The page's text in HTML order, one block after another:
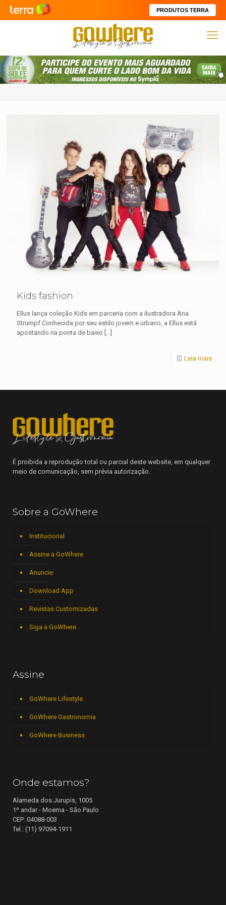
PRODUTOS TERRA
Kids fashion
Ellus lança coleção Kids em parceria com a ilustradora Ana
Strumpf Conhecida por seu estilo jovem e urbano, a Ellus está
apostando na ponta de baixo
Leia mais
É proibida a reprodução total ou parcial deste website, em qualquer
meio de comunicação, sem prévia autorização.
Sobre a GoWhere
Institucional
Assine a GoWhere
Anuncie
Download App
Revistas Customizadas
Siga a GoWhere
Assine
GoWhere Lifestyle
GoWhere Gastronomia
GoWhere Business
Onde estamos?
Alameda dos Jurupis, 1005
1º andar - Moema - São Paulo
CEP: 04088-003
Tel.: (11) 97094-1911